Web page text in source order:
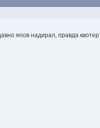
япов надирал, правда